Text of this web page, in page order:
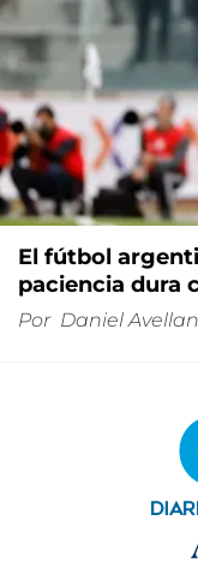
El fútbol
paciencia dura
Por Daniel